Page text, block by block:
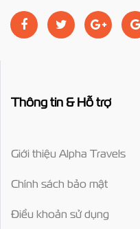
Thông tin & Hỗ trợ
Giới thiệu Alpha Travels
Chính sách bảo mật
Điều khoản sử dụng